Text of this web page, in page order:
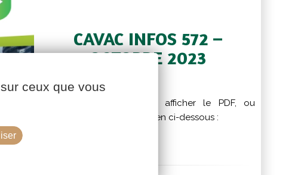
CAVAC INFOS 572 –
OCTOBRE 2023
Cliquez sur l’image pour afficher le PDF, ou
téléchargez-le à partir du lien ci-dessous :
ceux que vous